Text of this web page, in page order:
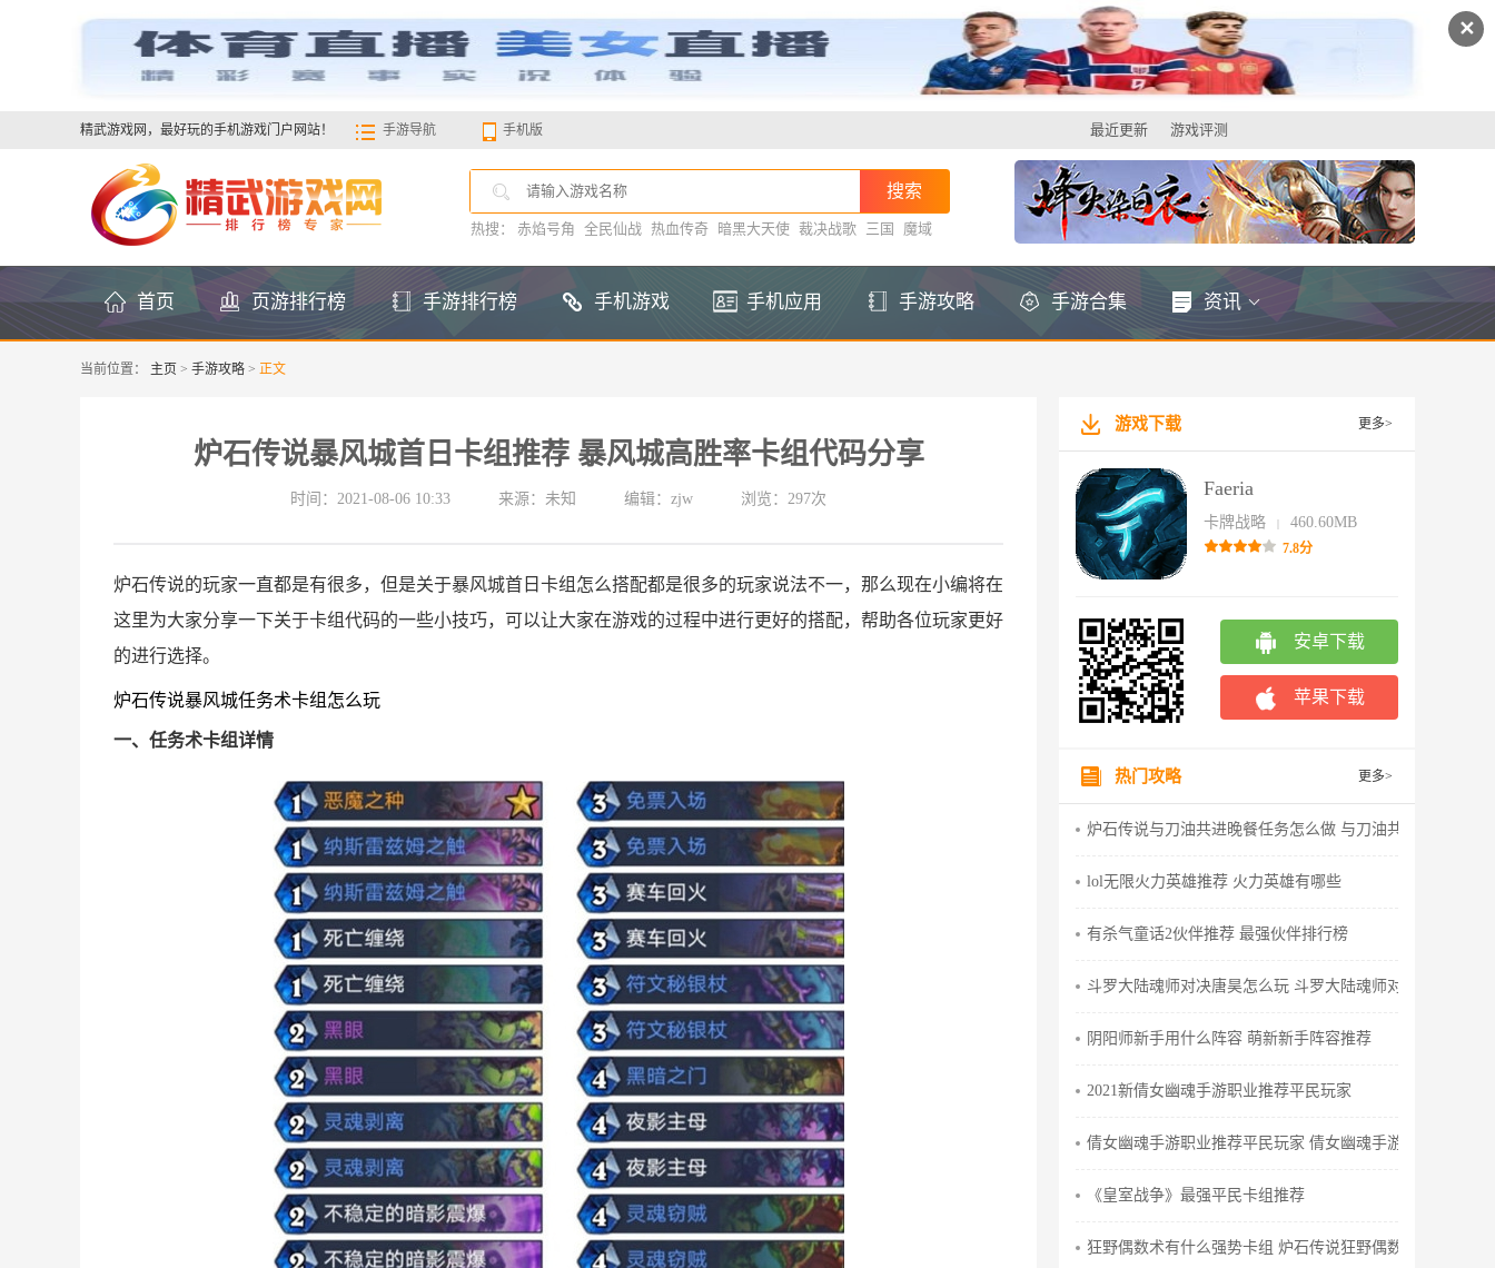
✕
精武游戏网，最好玩的手机游戏门户网站！ 手游导航 手机版 游戏评测
最近更新
热搜： 赤焰号角 全民仙战 热血传奇 暗黑大天使 裁决战歌 三国 魔域
首页 页游排行榜 手游排行榜 手机游戏 手机应用 手游攻略 手游合集 资讯
当前位置： 主页 > 手游攻略 > 正文
炉石传说暴风城首日卡组推荐 暴风城高胜率卡组代码分享
时间：2021-08-06 10:33 来源：未知 编辑：zjw 浏览： 297次
炉石传说的玩家一直都是有很多，但是关于暴风城首日卡组怎么搭配都是很多的玩家说法不一，那么现在小编将在
这里为大家分享一下关于卡组代码的一些小技巧，可以让大家在游戏的过程中进行更好的搭配，帮助各位玩家更好
的进行选择。
炉石传说暴风城任务术卡组怎么玩
一、任务术卡组详情
游戏下载 更多>
Faeria
卡牌战略 | 460.60MB
7.8分
安卓下载
苹果下载
热门攻略 更多>
炉石传说与刀油共进晚餐任务怎么做 与刀油共进晚餐攻略
lol无限火力英雄推荐 火力英雄有哪些
有杀气童话2伙伴推荐 最强伙伴排行榜
斗罗大陆魂师对决唐昊怎么玩 斗罗大陆魂师对决唐昊阵容
阴阳师新手用什么阵容 萌新新手阵容推荐
2021新倩女幽魂手游职业推荐平民玩家
倩女幽魂手游职业推荐平民玩家 倩女幽魂手游玩哪个职业
《皇室战争》最强平民卡组推荐
狂野偶数术有什么强势卡组 炉石传说狂野偶数术卡组推荐